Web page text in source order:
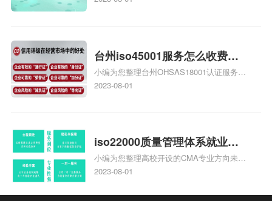
台州iso45001服务怎么收费，
台州iso45001认证服务怎么收
费
小编为您整理台州OHSAS18001认证服务中
心哪家收费便宜、台州ISO9000认证，哪个
标准是什么相关iso体系认证知识，详情可
查看下方正文！
2023-08-01
iso22000质量管理体系就业方
向，质量管理与认证就业方向
小编为您整理高校开设的CMA专业方向未来
就业前景及就业方向如何、cma就业方向有
和cma未来就业方向、大学生考完cma，就
2023-08-01